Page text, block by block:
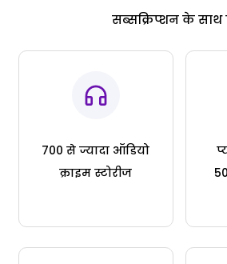
सब्सक्रिप्शन के साथ
700 से ज्यादा ऑडियो
क्राइम स्टोरीज